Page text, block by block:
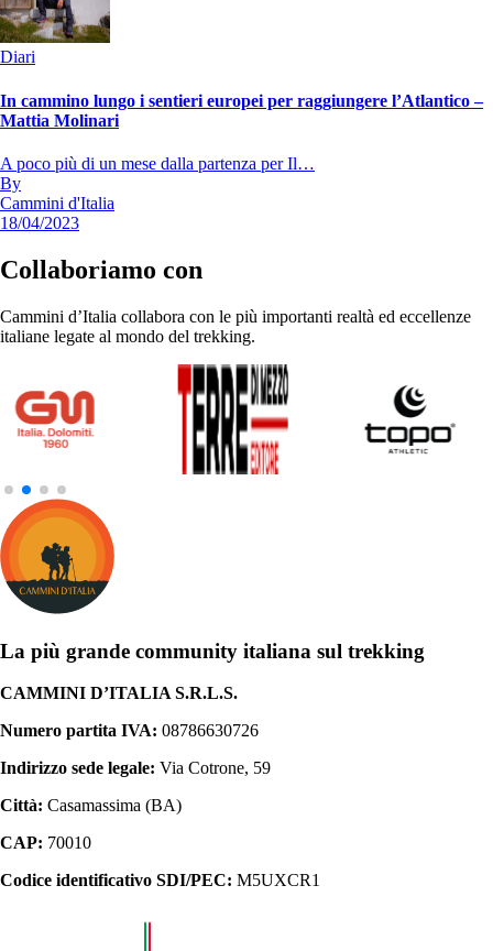
Diari
In cammino lungo i sentieri europei per raggiungere l’Atlantico –
Mattia Molinari
A poco più di un mese dalla partenza per Il…
By
Cammini d'Italia
18/04/2023
Collaboriamo con
Cammini d’Italia collabora con le più importanti realtà ed eccellenze
italiane legate al mondo del trekking.
La più grande community italiana sul trekking
CAMMINI D’ITALIA S.R.L.S.
Numero partita IVA: 08786630726
Indirizzo sede legale: Via Cotrone, 59
Città: Casamassima (BA)
CAP: 70010
Codice identificativo SDI/PEC: M5UXCR1